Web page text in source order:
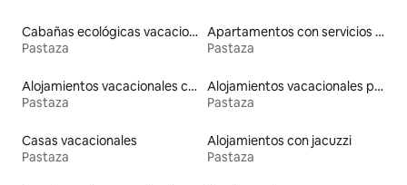
Cabañas ecológicas vacacionales
Pastaza
Apartamentos con servicios incluidos vacacionales
Pastaza
Alojamientos vacacionales con piscina
Pastaza
Alojamientos vacacionales para familias
Pastaza
Casas vacacionales
Pastaza
Alojamientos con jacuzzi
Pastaza